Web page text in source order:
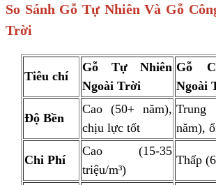
So Sánh Gỗ Tự Nhiên Và Gỗ
Trời
Tiêu chí
Gỗ Tự Nhiên
Ngoài Trời
Gỗ
Ngoài
Độ Bền
Cao (50+ năm),
chịu lực tốt
Trung
năm),
Chi Phí
Cao (15-35
triệu/m³)
Thấp